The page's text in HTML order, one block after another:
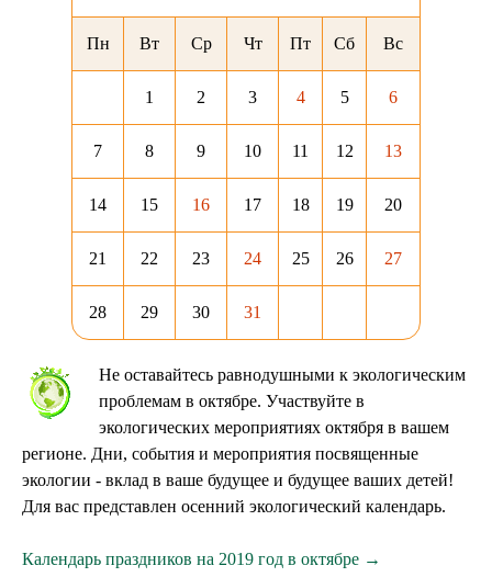
Пн Вт Ср Чт Пт Сб Вс
1 2 3 4 5 6
7 8 9 10 11 12 13
14 15 16 17 18 19 20
21 22 23 24 25 26 27
28 29 30 31
Не оставайтесь равнодушными к экологическим
проблемам в октябре. Участвуйте в
экологических мероприятиях октября в вашем
регионе. Дни, события и мероприятия посвященные
экологии - вклад в ваше будущее и будущее ваших детей!
Для вас представлен осенний экологический календарь.
Календарь праздников на 2019 год в октябре →